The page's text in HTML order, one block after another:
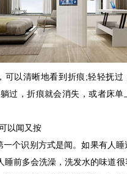
可以清晰地看到折痕;轻轻抚过
过，折痕就会消失，或者床单
以闻又按
一个识别方式是闻。如果有人
睡前多会洗澡，洗发水的味道